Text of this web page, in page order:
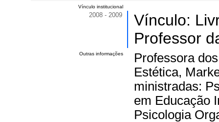
Vínculo institucional
2008 - 2009
Vínculo:
Professor
Outras informações
Professora
Estética,
ministradas:
em Educação
Psicologia